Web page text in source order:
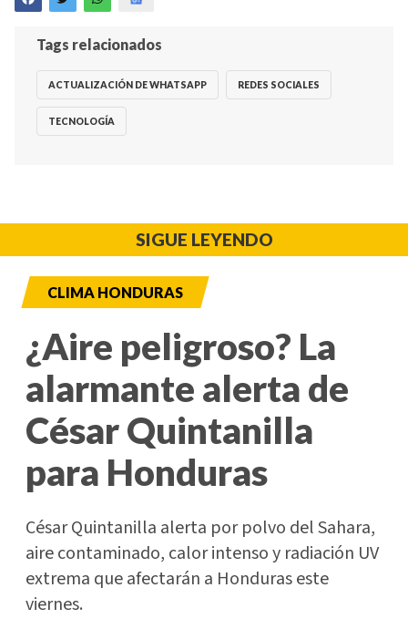
Tags relacionados
ACTUALIZACIÓN DE WHATSAPP REDES SOCIALES
TECNOLOGÍA
SIGUE LEYENDO
CLIMA HONDURAS
¿Aire peligroso? La
alarmante alerta de
César Quintanilla
para Honduras
César Quintanilla alerta por polvo del Sahara,
aire contaminado, calor intenso y radiación UV
extrema que afectarán a Honduras este
viernes.